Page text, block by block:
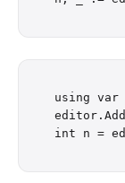
using var